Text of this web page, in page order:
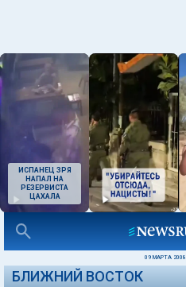
ИСПАНЕЦ ЗРЯ
НАПАЛ НА
РЕЗЕРВИСТА
ЦАХАЛА
09 МАРТА 2008
БЛИЖНИЙ ВОСТОК